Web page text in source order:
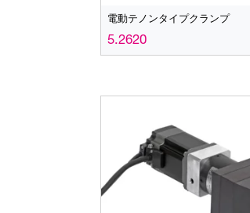
電動テノンタイプクランプ
5.2620